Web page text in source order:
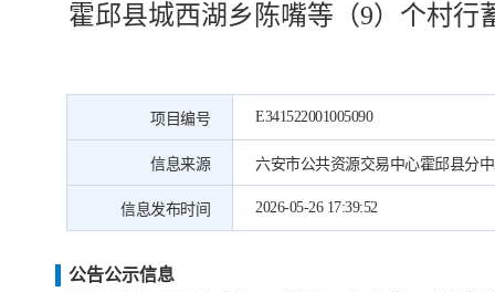
霍邱县城西湖乡陈嘴等（9）个村
项目编号 E341522001005090
信息来源 六安市公共资源交易中心霍邱县分
信息发布时间 2026-05-26 17:39:52
公告公示信息